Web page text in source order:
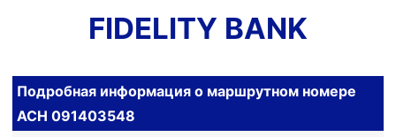
FIDELITY BANK
Подробная информация о маршрутном номере
ACH 091403548